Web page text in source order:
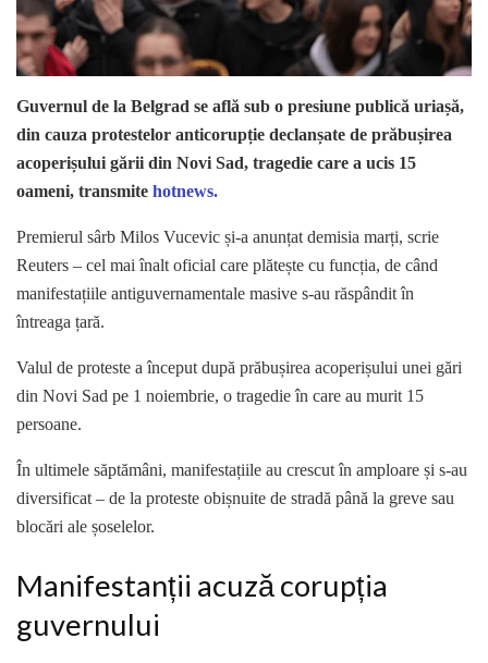
Guvernul de la Belgrad se află sub o presiune publică uriașă,
din cauza protestelor anticorupție declanșate de prăbușirea
acoperișului gării din Novi Sad, tragedie care a ucis 15
oameni, transmite hotnews.
Premierul sârb Milos Vucevic și-a anunțat demisia marți, scrie
Reuters – cel mai înalt oficial care plătește cu funcția, de când
manifestațiile antiguvernamentale masive s-au răspândit în
întreaga țară.
Valul de proteste a început după prăbușirea acoperișului unei gări
din Novi Sad pe 1 noiembrie, o tragedie în care au murit 15
persoane.
În ultimele săptămâni, manifestațiile au crescut în amploare și s-au
diversificat – de la proteste obișnuite de stradă până la greve sau
blocări ale șoselelor.
Manifestanții acuză corupția
guvernului